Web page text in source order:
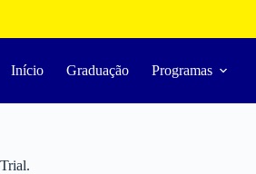
Início Graduação Programas